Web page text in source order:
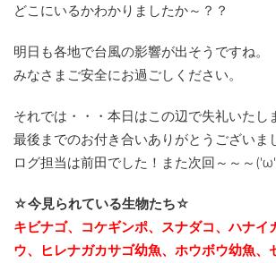
どこにいるかわかりましたか～？？
明日も各地で台風の影響が出そうですね。
みなさまご安全にお過ごしください。
それでは・・・本日はこの辺で失礼いたし
最後までのお付き合いありがとうございま
ログ担当は前田でした！また次回～～～
☆今見られている生物たち☆
キビナゴ、コケギンポ、スナダコ、ハナイ
ウ、ヒレナガカサゴ幼魚、ホウボウ幼魚、